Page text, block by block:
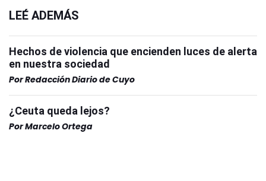
LEÉ ADEMÁS
Hechos de violencia que encienden luces de alerta
en nuestra sociedad
PorRedacción Diario de Cuyo
¿Ceuta queda lejos?
PorMarcelo Ortega